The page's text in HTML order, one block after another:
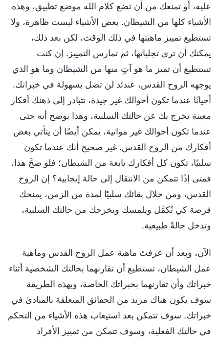
عليه، أو تمنعك من أن تضع كلام الله موضع تطبيق، وهذه
الأشياء كلها من الشيطان. بعض الأشياء ليست ظاهرة، ولا
تستطيع تمييز ماهيتها في ذلك الوقت، لكن بعد ذلك،
يمكنك أن ترى تجلياتها، ثم تمارس التمييز. إن كنت
تستطيع أن تميز ما هو آتٍ منها من الشيطان وما هو الذي
يوجهه الروح القدس، عندئذ لن تضل بسهولة في خبراتك.
أحيانًا عندما تكون أحوالك غير جيدة، تتبادر إلى ذهنك أفكار
معينة تخرج بك عن حالتك السلبية، وهذا يوضح أنه حتى
عندما تكون أحوالك غير مواتية، يمكن أيضًا أن يتأتي بعض
أفكارك من الروح القدس. غير صحيح أنك عندما تكون
سلبيًا، تكون كل أفكارك نابعة من الشيطان؛ فلو صحَّ هذا،
فمتى إذًا تتمكن من الانتقال إلى حالة إيجابية؟ إن الروح
القدس، ومن خلال بقائك سلبيًا لمدة من الزمن، يمنحك
فرصة كي تُكمَّل ويلمسك ويخرجك من حالتك السلبية،
وتدخل حالةً طبيعية.
الآن، وبعد أن عرفتَ ماهية عمل الروح القدس وماهية
عمل الشيطان، تستطيع أن تقارنهما بحالتك الشخصية أثناء
خبراتك وأن تقارنهما بخبراتك الخاصة، وبهذه الطريقة
سوف يكون هناك مزيد من الحقائق المتعلقة بالمبادئ في
خبراتك. سوف تتمكن بعد استيعاب هذه الأشياء من التحكم
في حالتك الفعلية، وسوف تتمكن من تمييز الأفراد